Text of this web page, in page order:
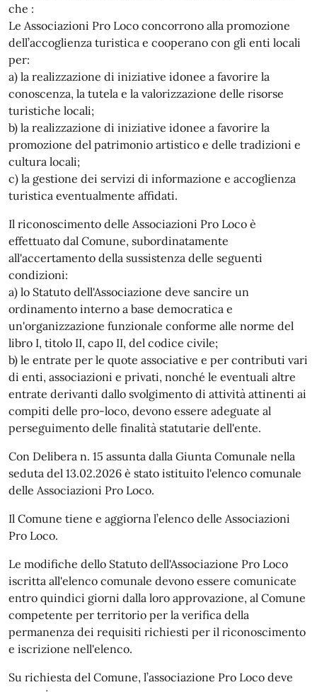
che :
Le Associazioni Pro Loco concorrono alla promozione
dell’accoglienza turistica e cooperano con gli enti locali
per:
a) la realizzazione di iniziative idonee a favorire la
conoscenza, la tutela e la valorizzazione delle risorse
turistiche locali;
b) la realizzazione di iniziative idonee a favorire la
promozione del patrimonio artistico e delle tradizioni e
cultura locali;
c) la gestione dei servizi di informazione e accoglienza
turistica eventualmente affidati.
Il riconoscimento delle Associazioni Pro Loco è
effettuato dal Comune, subordinatamente
all'accertamento della sussistenza delle seguenti
condizioni:
a) lo Statuto dell'Associazione deve sancire un
ordinamento interno a base democratica e
un'organizzazione funzionale conforme alle norme del
libro I, titolo II, capo II, del codice civile;
b) le entrate per le quote associative e per contributi vari
di enti, associazioni e privati, nonché le eventuali altre
entrate derivanti dallo svolgimento di attività attinenti ai
compiti delle pro-loco, devono essere adeguate al
perseguimento delle finalità statutarie dell'ente.
Con Delibera n. 15 assunta dalla Giunta Comunale nella
seduta del 13.02.2026 è stato istituito l'elenco comunale
delle Associazioni Pro Loco.
Il Comune tiene e aggiorna l’elenco delle Associazioni
Pro Loco.
Le modifiche dello Statuto dell'Associazione Pro Loco
iscritta all'elenco comunale devono essere comunicate
entro quindici giorni dalla loro approvazione, al Comune
competente per territorio per la verifica della
permanenza dei requisiti richiesti per il riconoscimento
e iscrizione nell'elenco.
Su richiesta del Comune, l’associazione Pro Loco deve